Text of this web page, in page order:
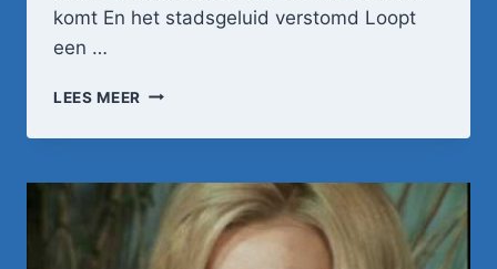
komt En het stadsgeluid verstomd Loopt
een …
LEES MEER GRAD
–
STRAAT
IS
ZIJN
WONING